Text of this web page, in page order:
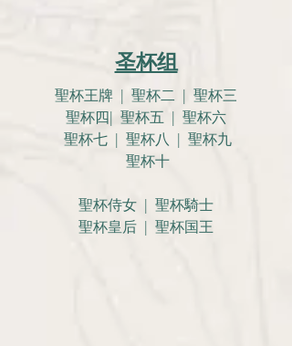
圣杯组
聖杯王牌 | 聖杯二 | 聖杯三
聖杯四| 聖杯五 | 聖杯六
聖杯七 | 聖杯八 | 聖杯九
聖杯十
聖杯侍女 | 聖杯騎士
聖杯皇后 | 聖杯国王